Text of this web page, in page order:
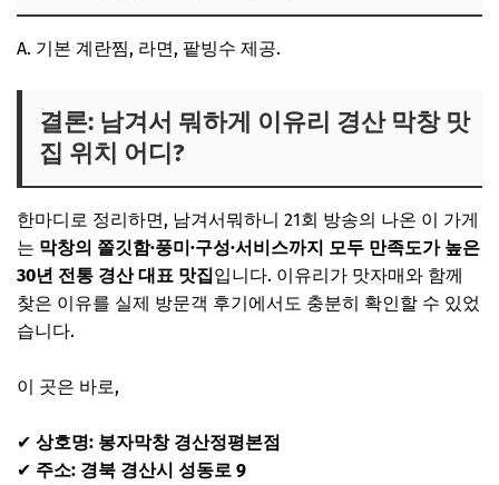
A. 기본 계란찜, 라면, 팥빙수 제공.
결론: 남겨서 뭐하게 이유리 경산 막창 맛
집 위치 어디?
한마디로 정리하면, 남겨서뭐하니 21회 방송의 나온 이 가게
는 막창의 쫄깃함·풍미·구성·서비스까지 모두 만족도가 높은
30년 전통 경산 대표 맛집입니다. 이유리가 맛자매와 함께
찾은 이유를 실제 방문객 후기에서도 충분히 확인할 수 있었
습니다.
이 곳은 바로,
✔ 상호명: 봉자막창 경산정평본점
✔ 주소: 경북 경산시 성동로 9